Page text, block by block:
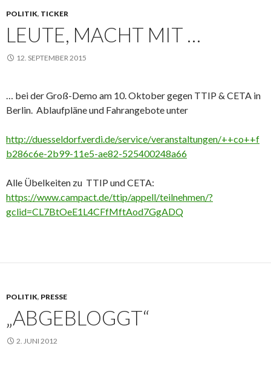
POLITIK, TICKER
LEUTE, MACHT MIT …
12. SEPTEMBER 2015
… bei der Groß-Demo am 10. Oktober gegen TTIP & CETA in
Berlin. Ablaufpläne und Fahrangebote unter
http://duesseldorf.verdi.de/service/veranstaltungen/++co++f
b286c6e-2b99-11e5-ae82-525400248a66
Alle Übelkeiten zu TTIP und CETA:
https://www.campact.de/ttip/appell/teilnehmen/?
gclid=CL7BtOeE1L4CFfMftAod7GgADQ
POLITIK, PRESSE
„ABGEBLOGGT“
2. JUNI 2012